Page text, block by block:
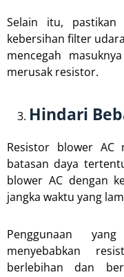
Selain itu,
kebersihan filter
mencegah
merusak resistor.
Hindari
Resistor blower AC
batasan daya
blower AC dengan
jangka waktu yang
Penggunaan
menyebabkan
berlebihan dan